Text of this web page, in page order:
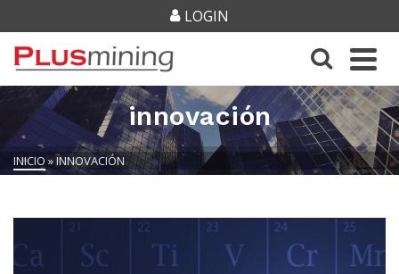
LOGIN
innovación
INICIO »INNOVACIÓN